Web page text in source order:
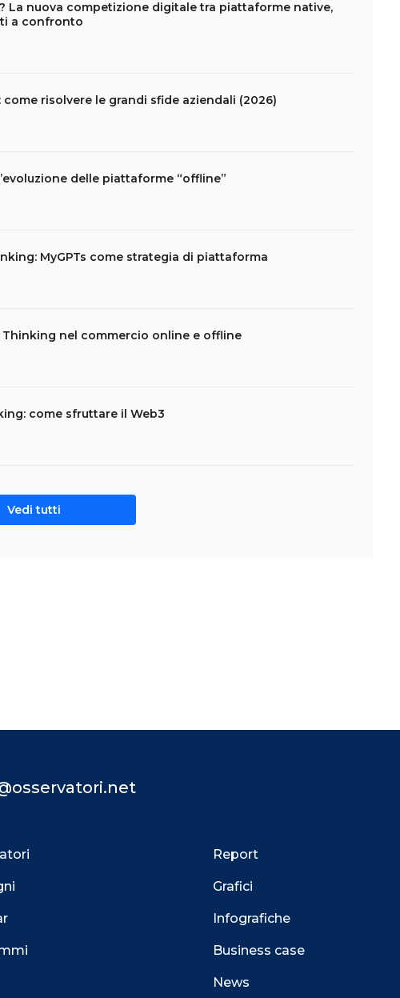
La nuova competizione digitale tra piattaforme native,
a confronto
risolvere le grandi sfide aziendali (2026)
delle piattaforme “offline”
MyGPTs come strategia di piattaforma
nel commercio online e offline
come sfruttare il Web3
Vedi tutti
Report
Grafici
Infografiche
Business case
News